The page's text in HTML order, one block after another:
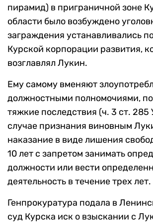
пирамид) в приграничной зоне
области было возбуждено
заграждения устанавливались
Курской корпорации развития,
возглавлял Лукин.
Ему самому вменяют
должностными полномочиями,
тяжкие последствия (ч. 3 ст.
случае признания виновным
наказание в виде лишения
10 лет с запретом занимать
должности или вести
деятельность в течение трех лет.
Генпрокуратура подала в
суд Курска иск о взыскании с